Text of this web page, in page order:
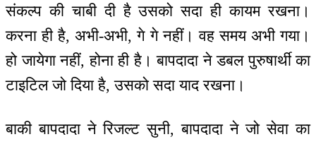
संकल्प की चाबी दी है उसको सदा ही कायम रखना।
करना ही है, अभी-अभी, गे गे नहीं। वह समय अभी गया।
हो जायेगा नहीं, होना ही है। बापदादा ने डबल पुरुषार्थी का
टाइटिल जो दिया है, उसको सदा याद रखना।
बाकी बापदादा ने रिजल्ट सुनी, बापदादा ने जो सेवा का